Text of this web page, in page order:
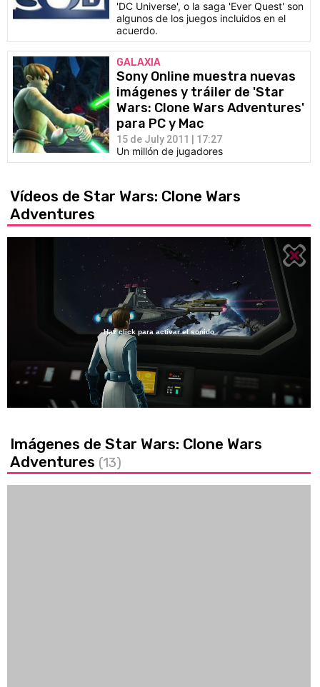
'DC Universe', o la saga 'Ever Quest' son
algunos de los juegos incluidos en el
acuerdo.
GALAXIA
Sony Online muestra nuevas
imágenes y tráiler de 'Star
Wars: Clone Wars Adventures'
para PC y Mac
15 de July 2011 | 17:27
Un millón de jugadores
Vídeos de Star Wars: Clone Wars
Adventures
Unmute /
:
37.77%
Haz click para activar el sonido
Imágenes de Star Wars: Clone Wars
Adventures (13)